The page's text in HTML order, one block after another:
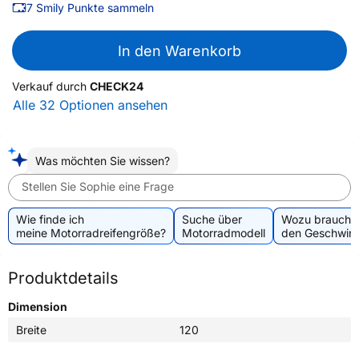
7 Smily Punkte sammeln
In den Warenkorb
Verkauf durch CHECK24
Alle 32 Optionen ansehen
Was möchten Sie wissen?
Stellen Sie Sophie eine Frage
Wie finde ich
meine Motorradreifengröße?
Suche über
Motorradmodell
Wozu
den
Produktdetails
Dimension
Breite
120